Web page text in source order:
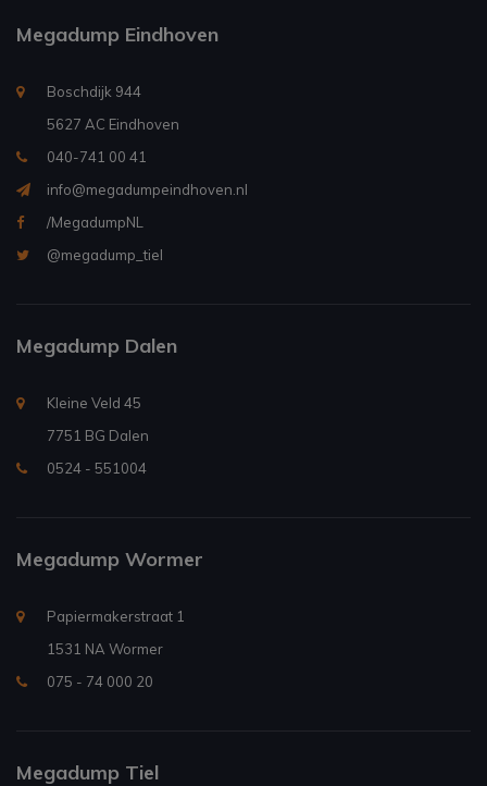
Megadump Eindhoven
Boschdijk 944
5627 AC Eindhoven
040-741 00 41
info@megadumpeindhoven.nl
/MegadumpNL
@megadump_tiel
Megadump Dalen
Kleine Veld 45
7751 BG Dalen
0524 - 551004
Megadump Wormer
Papiermakerstraat 1
1531 NA Wormer
075 - 74 000 20
Megadump Tiel